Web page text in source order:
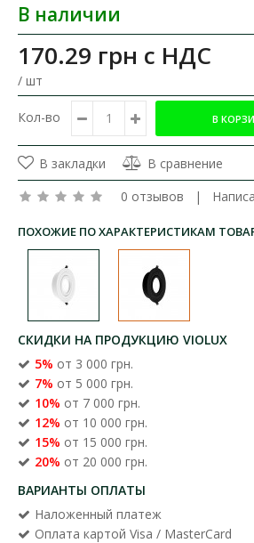
В наличии
170.29 грн с НДС
/ шт
Кол-во
В закладки
В сравнение
0 отзывов |
ПОХОЖИЕ ПО ХАРАКТЕРИСТИКАМ
СКИДКИ НА ПРОДУКЦИЮ VIOLUX
5% от 3 000 грн.
7% от 5 000 грн.
10% от 7 000 грн.
12% от 10 000 грн.
15% от 15 000 грн.
20% от 20 000 грн.
ВАРИАНТЫ ОПЛАТЫ
Наложенный платеж
Оплата картой Visa / MasterCard